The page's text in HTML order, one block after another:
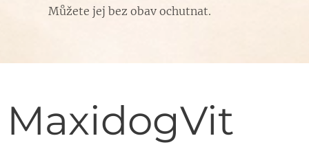
Můžete jej bez obav ochutnat.
MaxidogVit